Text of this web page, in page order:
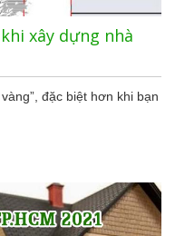
xây dựng nhà
đặc biệt hơn khi bạn